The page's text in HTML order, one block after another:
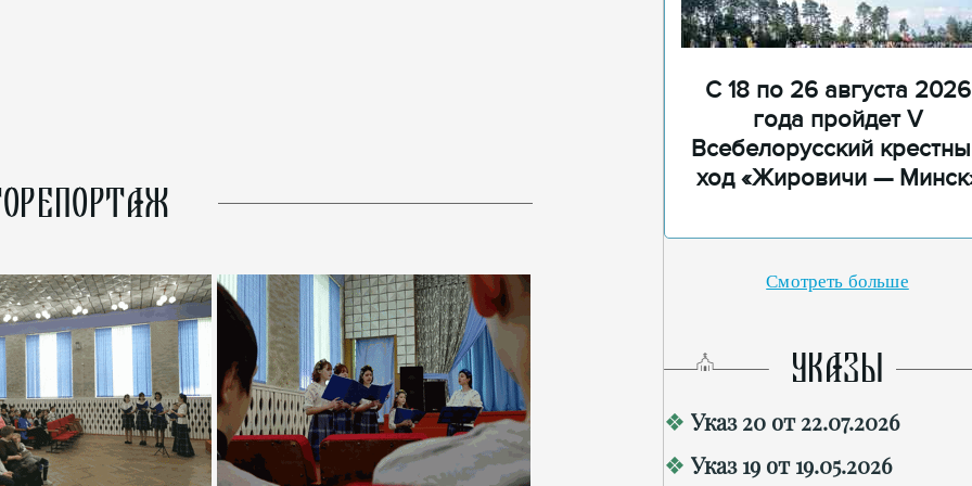
С 18 по 26 августа 2026
года пройдет V
Всебелорусский
ход «Жировичи —
Смотреть больше
УКАЗЫ
Указ 20 от 22.07.2026
Указ 19 от 19.05.2026